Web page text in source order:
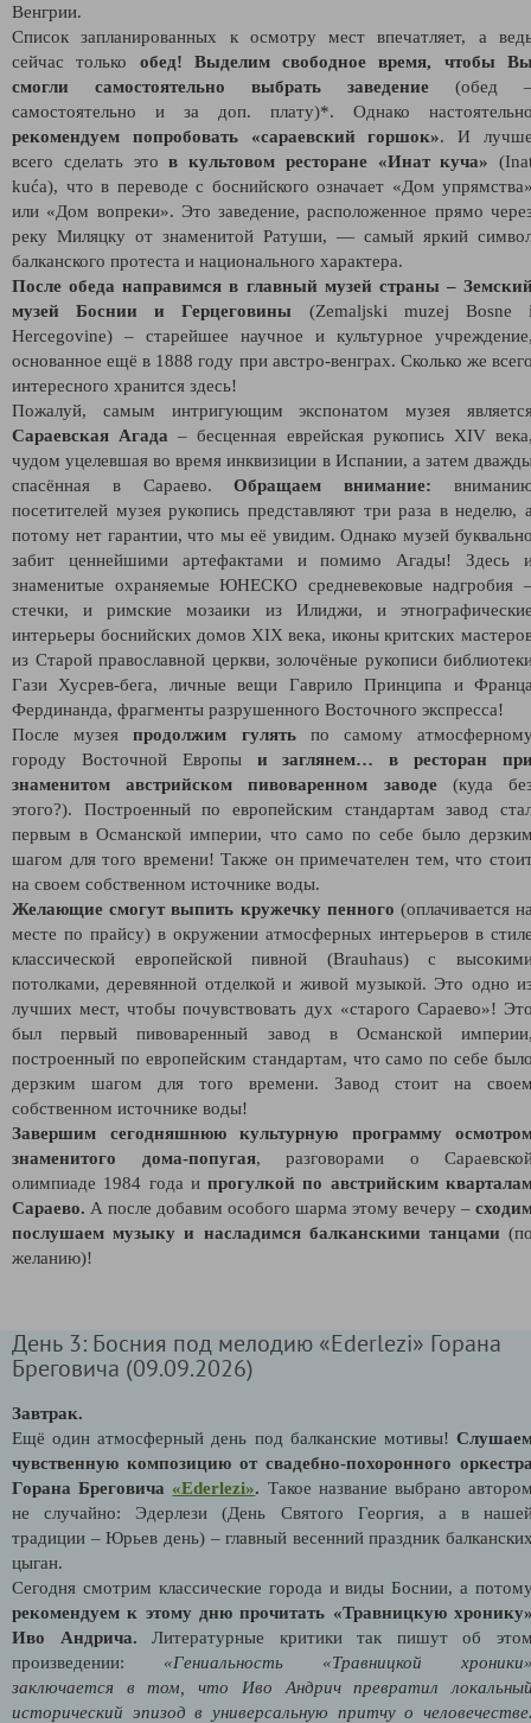
Венгрии.
Список запланированных к осмотру мест впечатляет, а
сейчас только обед! Выделим свободное время, чтобы
смогли самостоятельно выбрать заведение (обед
самостоятельно и за доп. плату)*. Однако
рекомендуем попробовать «сараевский горшок». И
всего сделать этов культовом ресторане «Инат куча»
kuća), что в переводе с боснийского означает «Дом
или «Дом вопреки». Это заведение, расположенное прямо
реку Миляцку от знаменитой Ратуши, — самый яркий
балканского протеста и национального характера.
После обеда направимся в главный музей страны –
музей Боснии и Герцеговины (Zemaljski muzej Bosne
Hercegovine) – старейшее научное и культурное
основанное ещё в 1888 году при австро-венграх. Сколько же
интересного хранится здесь!
Пожалуй, самым интригующим экспонатом музея
Сараевская Агада – бесценная еврейская рукопись XIV
чудом уцелевшая во время инквизиции в Испании, а затем
спасённая в Сараево.Обращаем внимание:
посетителей музея рукопись представляют три раза в неделю,
потому нет гарантии, что мы её увидим. Однако музей
забит ценнейшими артефактами и помимо Агады! Здесь
знаменитые охраняемые ЮНЕСКО средневековые надгробия
стечки, и римские мозаики из Илиджи, и
интерьеры боснийских домов XIX века, иконы критских
из Старой православной церкви, золочёные рукописи
Гази Хусрев-бега, личные вещи Гаврило Принципа и
Фердинанда, фрагменты разрушенного Восточного экспресса!
После музеяпродолжим гулятьпо самому
городу Восточной Европы и заглянем… в ресторан
знаменитом австрийском пивоваренном заводе(куда
этого?). Построенный по европейским стандартам завод
первым в Османской империи, что само по себе было
шагом для того времени! Также он примечателен тем, что
на своем собственном источнике воды.
Желающие смогут выпить кружечку пенного (оплачивается
месте по прайсу) в окружении атмосферных интерьеров в
классической европейской пивной (Brauhaus) с
потолками, деревянной отделкой и живой музыкой. Это одно
лучших мест, чтобы почувствовать дух «старого Сараево»!
был первый пивоваренный завод в Османской
построенный по европейским стандартам, что само по себе
дерзким шагом для того времени. Завод стоит на
собственном источнике воды!
Завершим сегодняшнюю культурную программу
знаменитого дома-попугая, разговорами о
олимпиаде 1984 года ипрогулкой по австрийским
Сараево. А после добавим особого шарма этому вечеру –
послушаем музыку и насладимся балканскими танцами
желанию)!
День 3: Босния под мелодию «Ederlezi» Горана
Бреговича (09.09.2026)
Завтрак.
Ещё один атмосферный день под балканские мотивы!
чувственную композицию от свадебно-похоронного
Горана Бреговича «Ederlezi». Такое название выбрано
не случайно: Эдерлези (День Святого Георгия, а в
традиции – Юрьев день) – главный весенний праздник
цыган.
Сегодня смотрим классические города и виды Боснии, а
рекомендуем к этому дню прочитать «Травницкую
Иво Андрича. Литературные критики так пишут об
произведении: «Гениальность «Травницкой
заключается в том, что Иво Андрич превратил
исторический эпизод в универсальную притчу о